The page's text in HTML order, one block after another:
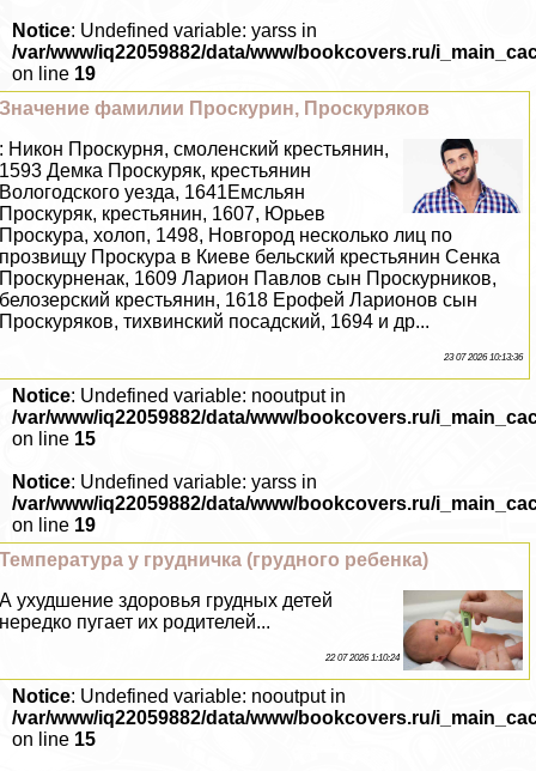
Notice: Undefined variable: yarss in
/var/www/iq22059882/data/www/bookcovers.ru/
on line 19
Значение фамилии Проскурин, Проскуряков
: Никон Проскурня, смоленский крестьянин,
1593 Демка Проскуряк, крестьянин
Вологодского уезда, 1641Емсльян
Проскуряк, крестьянин, 1607, Юрьев
Проскура, холоп, 1498, Новгород несколько лиц по
прозвищу Проскура в Киеве бельский крестьянин Сенка
Проскурненак, 1609 Ларион Павлов сын Проскурников,
белозерский крестьянин, 1618 Ерофей Ларионов сын
Проскуряков, тихвинский посадский, 1694 и др...
23 07 2026 10:13:36
Notice: Undefined variable: nooutput in
/var/www/iq22059882/data/www/bookcovers.ru/
on line 15
Notice: Undefined variable: yarss in
/var/www/iq22059882/data/www/bookcovers.ru/
on line 19
Температура у грудничка (грудного ребенка)
А ухудшение здоровья грудных детей
нередко пугает их родителей...
22 07 2026 1:10:24
Notice: Undefined variable: nooutput in
/var/www/iq22059882/data/www/bookcovers.ru/
on line 15